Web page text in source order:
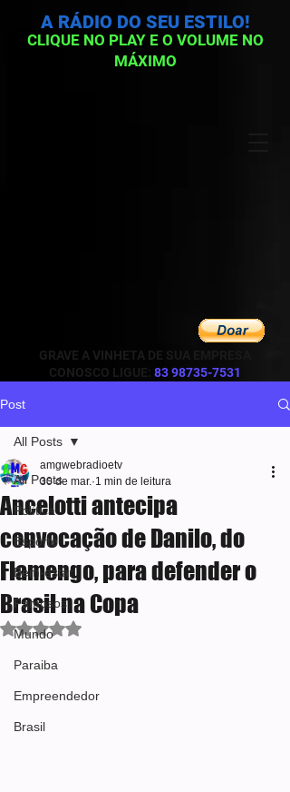
GRAVE A VINHETA DE SUA EMPRESA
CONOSCO LIGUE:
83 98735-7531
CLIQUE NO PLAY E O VOLUME NO
MÁXIMO
A RÁDIO DO SEU ESTILO!
Post
All Posts
Política
Esporte
Bem-estar
Famosos
Mundo
Paraiba
Empreendedor
Brasil
All Posts
Ancelotti antecipa
convocação de Danilo, do
Flamengo, para defender o
Brasil na Copa
amgwebradioetv
30 de mar. 1 min de leitura
Avaliado com NaN de 5 estrelas.